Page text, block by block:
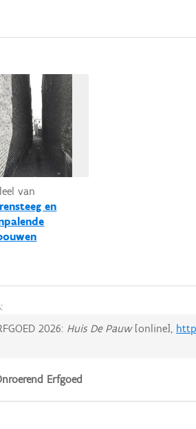
van
en
2026: Huis De Pauw[online],
Erfgoed